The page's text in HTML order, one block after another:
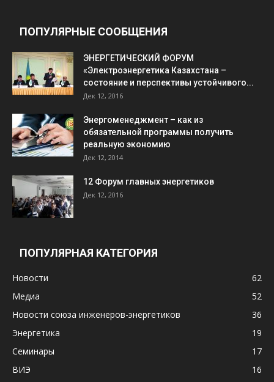
ПОПУЛЯРНЫЕ СООБЩЕНИЯ
ЭНЕРГЕТИЧЕСКИЙ ФОРУМ
«Электроэнергетика Казахстана –
состояние и перспективы устойчивого...
Дек 12, 2016
Энергоменеджмент – как из
обязательной программы получить
реальную экономию
Дек 12, 2014
12 Форум главных энергетиков
Дек 12, 2016
ПОПУЛЯРНАЯ КАТЕГОРИЯ
Новости
62
Медиа
52
Новости союза инженеров-энергетиков
36
Энергетика
19
Семинары
17
ВИЭ
16